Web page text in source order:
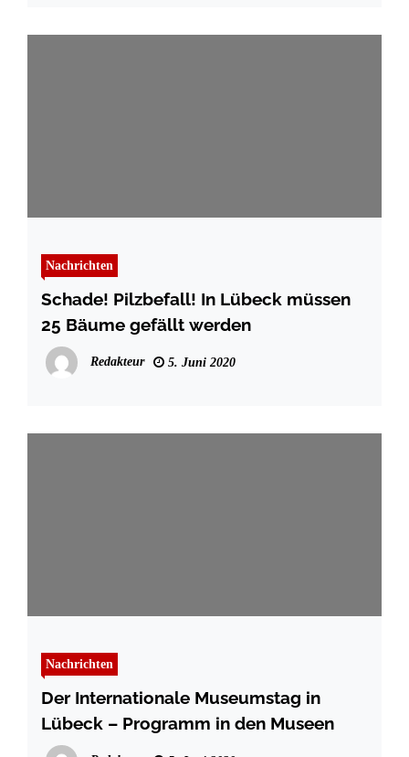
Nachrichten
Schade! Pilzbefall! In Lübeck müssen
25 Bäume gefällt werden
Redakteur 5. Juni 2020
Nachrichten
Der Internationale Museumstag in
Lübeck – Programm in den Museen